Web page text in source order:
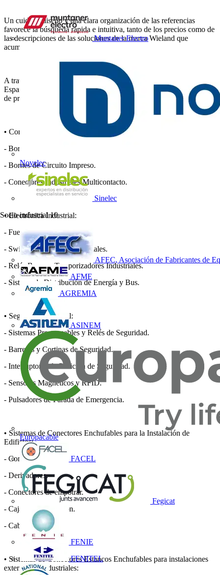
Muntaner Electro
Novelec
Sinelec
Socio industrial 10
AFEC, Asociación de Fabricantes de
AFME
AGREMIA
ASINEM
Europacable
FACEL
Fegicat
FENIE
FENITEL
Un cuidado diseño y una clara organización de las referencias
favorece la búsqueda rápida e intuitiva, tanto de los precios como de
las descripciones de las soluciones de la marca Wieland que
acumulan mayor demanda en el mercado eléctrico español.
A través de sus 32 páginas, la versión reducida de la tarifa para
España y Portugal de Wieland Electric incluye las siguientes familias
de productos:
• Conexiones Industriales:
- Bornes de Conexión por Tornillo, Cepo y Push-in.
- Bornes de Circuito Impreso.
- Conectores Industriales Multicontacto.
• Electrónica Industrial:
- Fuentes de Alimentación.
- Switches y Routers Industriales.
- Relés Borna y Temporizadores Industriales.
- Sistema de Distribución de Energía y Bus.
• Seguridad Industrial:
- Sistemas Programables y Relés de Seguridad.
- Barreras y Cortinas de Seguridad.
- Interruptores de Posición de Seguridad.
- Sensores Magnéticos y RFID.
- Pulsadores de Parada de Emergencia.
• Sistemas de Conectores Enchufables para la Instalación de
Edificios:
- Conectores aéreos.
- Derivadores.
- Conectores de empotrar.
- Cajas de distribución.
- Cableados.
• Sistemas de Conectores Estancos Enchufables para instalaciones
exteriores o industriales: